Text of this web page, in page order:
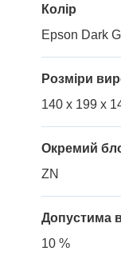
Колір
Epson Dark
Розміри
140 x 199 x
Окремий
ZN
Допустима
10 %